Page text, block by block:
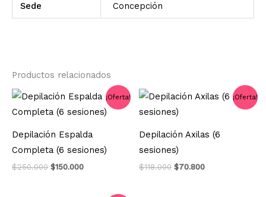
Sede Concepción
Productos relacionados
¡Oferta!
Depilación Espalda
Completa (6 sesiones)
$250.000
El
original
$250.000.
$150.000
El
precio
actual
$150.000.
¡Oferta!
Depilación Axilas (6
sesiones)
$118.000
El
original
$118.000.
$70.800
El
precio
$70.800.